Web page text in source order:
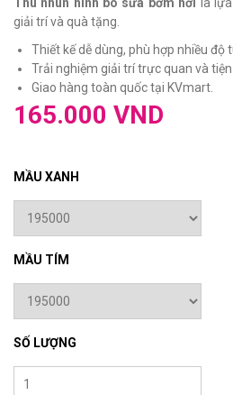
giải trí và quà tặng.
Thiết kế dễ dùng, phù hợp nhiều độ
Trải nghiệm giải trí trực quan và tiện
Giao hàng toàn quốc tại KVmart.
165.000 VND
MẦU XANH
MẦU TÍM
SỐ LƯỢNG